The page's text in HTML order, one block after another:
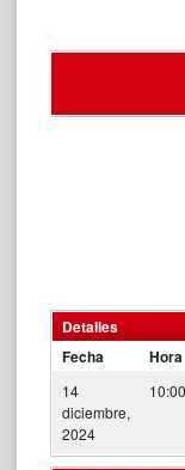
Detalles
Fecha
Hora
14
diciembre,
2024
10:00